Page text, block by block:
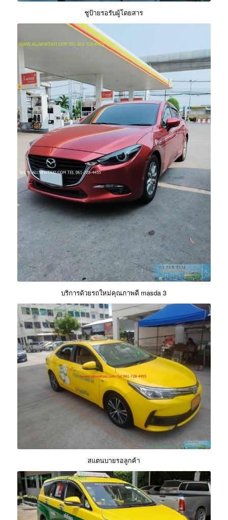
ชูป้ายรอรับผู้โดยสาร
บริการด้วยรถใหม่คุณภาพดี masda 3
สแตนบายรอลูกค้า